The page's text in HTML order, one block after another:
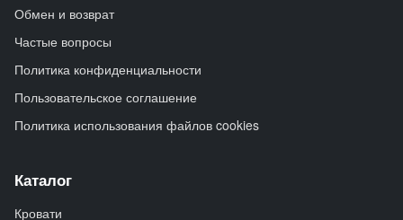
Обмен и возврат
Частые вопросы
Политика конфиденциальности
Пользовательское соглашение
Политика использования файлов cookies
Каталог
Кровати